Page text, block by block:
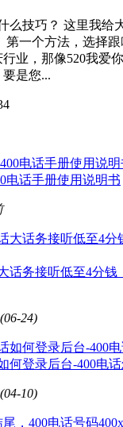
么技巧？ 这里我给
第一个方法，选择
业，那像520我爱
是您...
电话手册使用说明书
话务接听低至4分钱
24)
何登录后台-400电
10)